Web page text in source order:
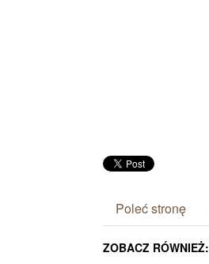
Poleć stronę
ZOBACZ RÓWNIEŻ: